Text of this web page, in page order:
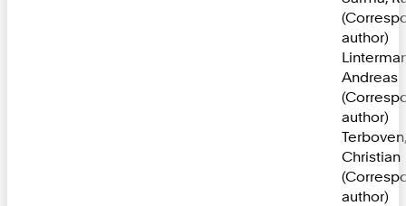
author)
Andreas
author)
Terboven,
Christian
author)